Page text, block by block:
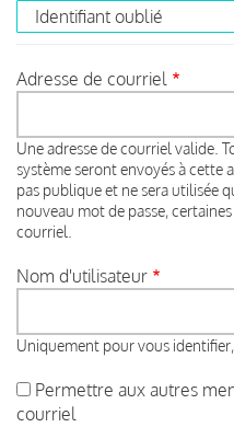
Identifiant oublié
Adresse de courriel
Une adresse de courriel valide.
système seront envoyés à cette
pas publique et ne sera utilisée
nouveau mot de passe,
courriel.
Nom d'utilisateur
Uniquement pour vous identifier,
Permettre aux autres
courriel